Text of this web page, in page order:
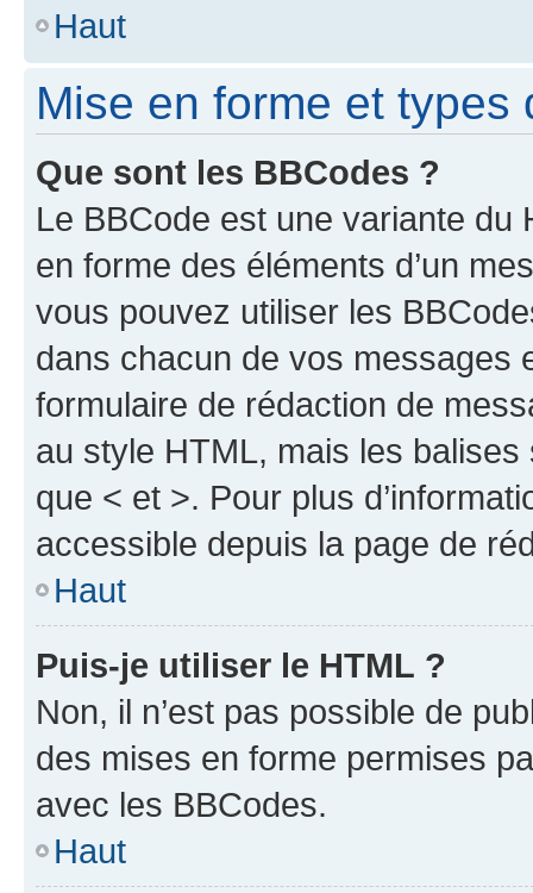
Haut
Mise en forme et types
Que sont les BBCodes ?
Le BBCode est une variante du
en forme des éléments d’un
vous pouvez utiliser les
dans chacun de vos messages
formulaire de rédaction de
au style HTML, mais les
que < et >. Pour plus
accessible depuis la page de
Haut
Puis-je utiliser le HTML ?
Non, il n’est pas possible de
des mises en forme permises
avec les BBCodes.
Haut